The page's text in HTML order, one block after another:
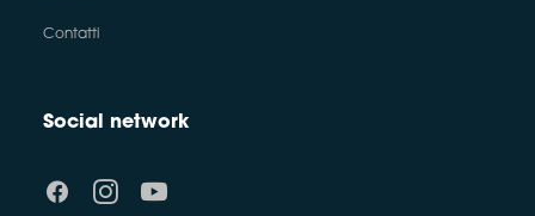
Contatti
Social network